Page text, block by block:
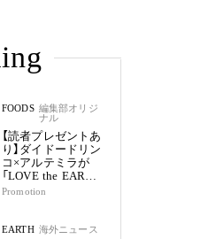
FOODS 編集部オリジ
ナル
【読者プレゼントあ
り】ダイドードリン
コ×アルテミラが
「LOVE the EARTH
シリーズ」で目指す
Promotion
EARTH 海外ニュース